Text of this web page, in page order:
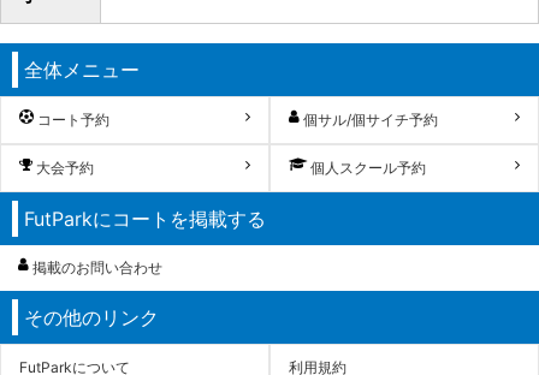
全体メニュー
コート予約 個サル/個サイチ予約
大会予約 個人スクール予約
FutParkにコートを掲載する
掲載のお問い合わせ
その他のリンク
FutParkについて 利用規約